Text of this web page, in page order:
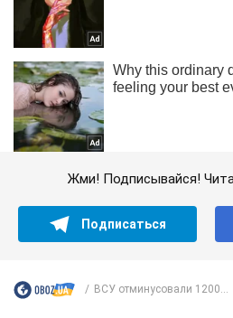
Жми! Подписывайся!
Подписаться
ВСУ отминусовали 1200...